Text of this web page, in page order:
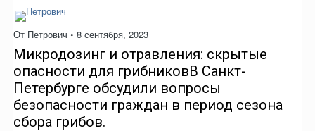
От Петрович • 8 сентября, 2023
Микродозинг и отравления: скрытые
опасности для грибниковВ Санкт-
Петербурге обсудили вопросы
безопасности граждан в период сезона
сбора грибов.